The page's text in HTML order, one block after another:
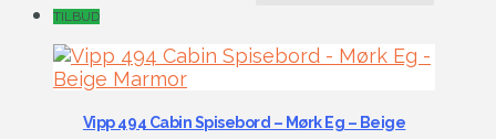
TILBUD
Vipp 494 Cabin Spisebord – Mørk Eg – Beige